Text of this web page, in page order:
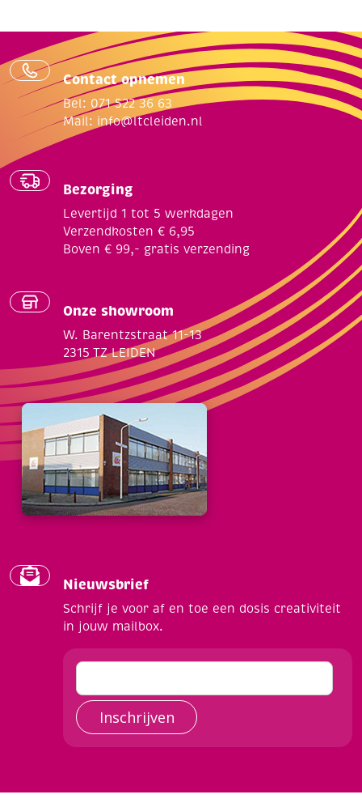
Contact opnemen
Bel: 071 522 36 63
Mail: info@ltcleiden.nl
Bezorging
Levertijd 1 tot 5 werkdagen
Verzendkosten € 6,95
Boven € 99,- gratis verzending
Onze showroom
W. Barentzstraat 11-13
2315 TZ LEIDEN
Nieuwsbrief
Schrijf je voor af en toe een dosis creativiteit
in jouw mailbox.
Inschrijven